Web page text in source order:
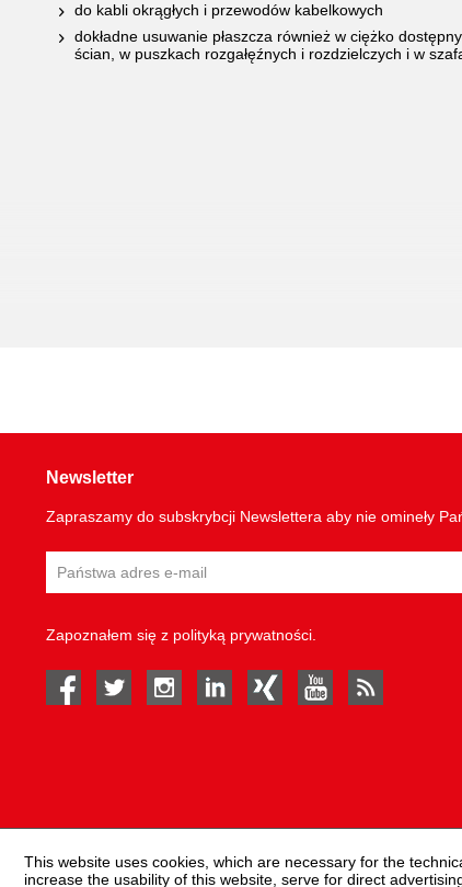
do kabli okrągłych i przewodów kabelkowych
dokładne usuwanie płaszcza również w ciężko
ścian, w puszkach rozgałęźnych i rozdzielczych i w
Newsletter
Zapraszamy do subskrybcji Newslettera aby nie omineły
Zapoznałem się z polityką prywatności
facebook twitter instagramlinked in Xing youtube
This website uses cookies, which are necessary for the
increase the usability of this website, serve for direct